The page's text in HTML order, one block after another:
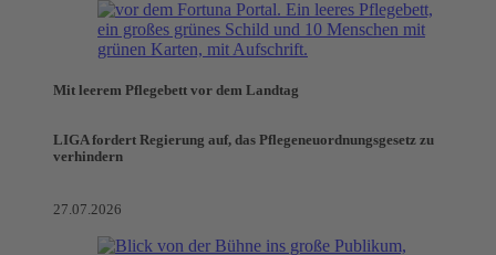
Mit leerem Pflegebett vor dem Landtag
LIGA fordert Regierung auf, das Pflegeneuordnungsgesetz zu
verhindern
27.07.2026